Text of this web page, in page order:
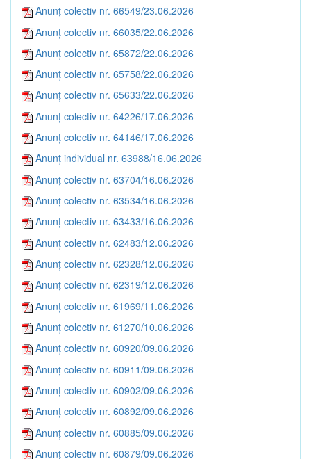
Anunț colectiv nr. 66549/23.06.2026
Anunț colectiv nr. 66035/22.06.2026
Anunț colectiv nr. 65872/22.06.2026
Anunț colectiv nr. 65758/22.06.2026
Anunț colectiv nr. 65633/22.06.2026
Anunț colectiv nr. 64226/17.06.2026
Anunț colectiv nr. 64146/17.06.2026
Anunț individual nr. 63988/16.06.2026
Anunț colectiv nr. 63704/16.06.2026
Anunț colectiv nr. 63534/16.06.2026
Anunț colectiv nr. 63433/16.06.2026
Anunț colectiv nr. 62483/12.06.2026
Anunț colectiv nr. 62328/12.06.2026
Anunț colectiv nr. 62319/12.06.2026
Anunț colectiv nr. 61969/11.06.2026
Anunț colectiv nr. 61270/10.06.2026
Anunț colectiv nr. 60920/09.06.2026
Anunț colectiv nr. 60911/09.06.2026
Anunț colectiv nr. 60902/09.06.2026
Anunț colectiv nr. 60892/09.06.2026
Anunț colectiv nr. 60885/09.06.2026
Anunț colectiv nr. 60879/09.06.2026